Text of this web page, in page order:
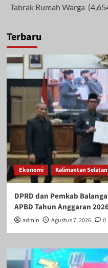
Tabrak Rumah Warga
Terbaru
Ekonomi Kalimantan Selatan
DPRD dan Pemkab
APBD Tahun Anggaran
admin Agustus 7, 2026 0